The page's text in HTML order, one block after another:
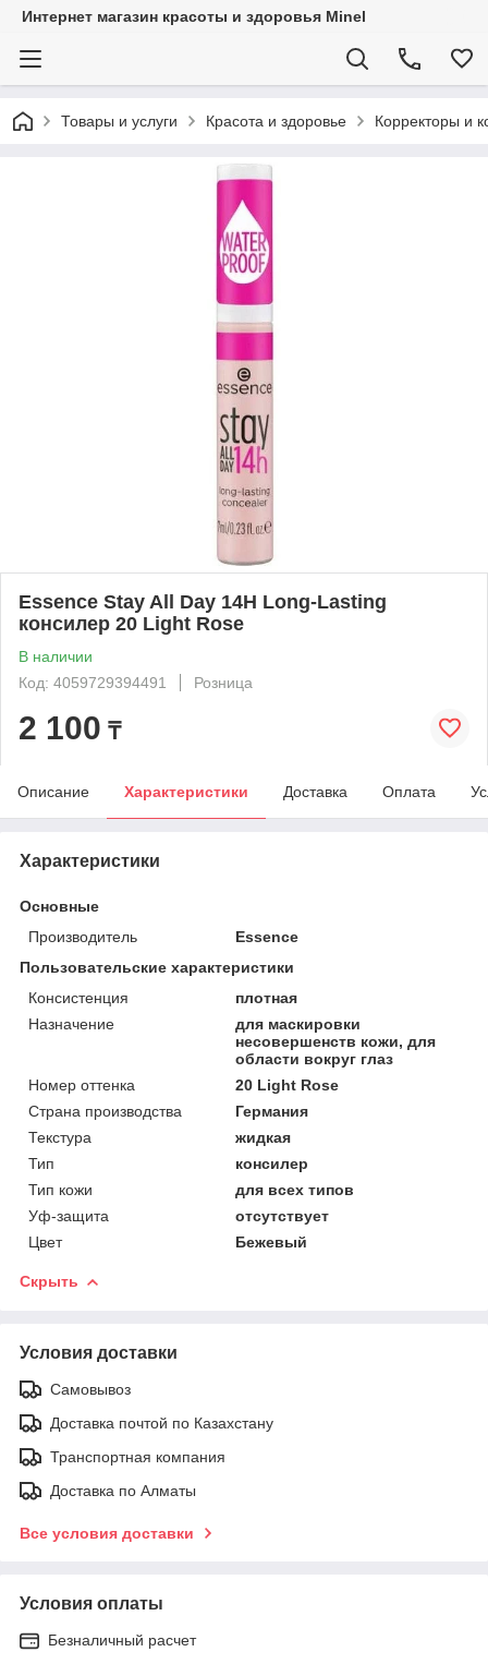
Интернет магазин красоты и здоровья Minel
Товары и услуги Красота и здоровье Корректоры и
Essence Stay All Day 14H Long-Lasting
консилер 20 Light Rose
В наличии
Код: 4059729394491
Розница
2 100 ₸
Описание Характеристики Доставка Оплата
Характеристики
Основные
Производитель
Essence
Пользовательские характеристики
Консистенция
плотная
Назначение
для маскировки
несовершенств кожи, для
области вокруг глаз
Номер оттенка
20 Light Rose
Страна производства
Германия
Текстура
жидкая
Тип
консилер
Тип кожи
для всех типов
Уф-защита
отсутствует
Цвет
Бежевый
Скрыть
Условия доставки
Самовывоз
Доставка почтой по Казахстану
Транспортная компания
Доставка по Алматы
Все условия доставки
Условия оплаты
Безналичный расчет